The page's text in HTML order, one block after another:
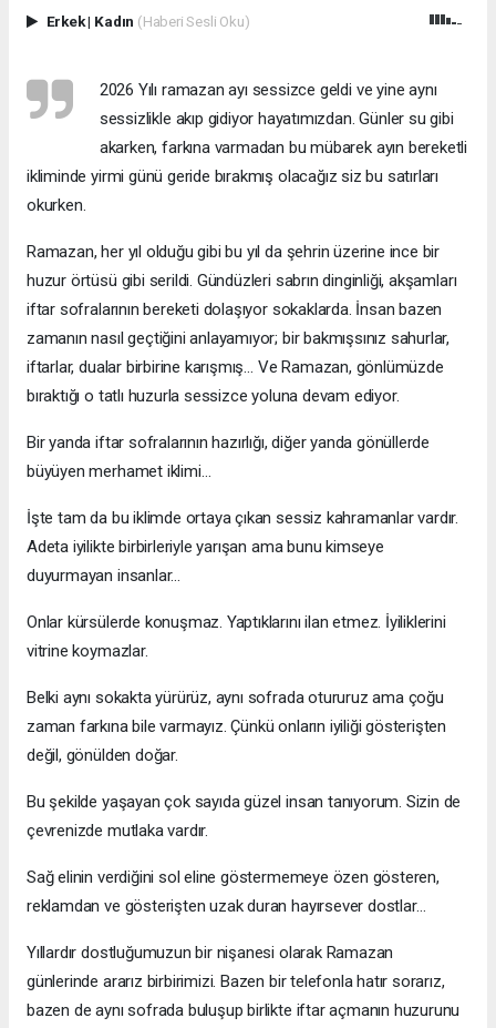
Erkek| Kadın (Haberi Sesli Oku)
2026 Yılı ramazan ayı sessizce geldi ve yine aynı
sessizlikle akıp gidiyor hayatımızdan. Günler su gibi
akarken, farkına varmadan bu mübarek ayın bereketli
ikliminde yirmi günü geride bırakmış olacağız siz bu satırları
okurken.
Ramazan, her yıl olduğu gibi bu yıl da şehrin üzerine ince bir
huzur örtüsü gibi serildi. Gündüzleri sabrın dinginliği, akşamları
iftar sofralarının bereketi dolaşıyor sokaklarda. İnsan bazen
zamanın nasıl geçtiğini anlayamıyor; bir bakmışsınız sahurlar,
iftarlar, dualar birbirine karışmış… Ve Ramazan, gönlümüzde
bıraktığı o tatlı huzurla sessizce yoluna devam ediyor.
Bir yanda iftar sofralarının hazırlığı, diğer yanda gönüllerde
büyüyen merhamet iklimi…
İşte tam da bu iklimde ortaya çıkan sessiz kahramanlar vardır.
Adeta iyilikte birbirleriyle yarışan ama bunu kimseye
duyurmayan insanlar…
Onlar kürsülerde konuşmaz. Yaptıklarını ilan etmez. İyiliklerini
vitrine koymazlar.
Belki aynı sokakta yürürüz, aynı sofrada otururuz ama çoğu
zaman farkına bile varmayız. Çünkü onların iyiliği gösterişten
değil, gönülden doğar.
Bu şekilde yaşayan çok sayıda güzel insan tanıyorum. Sizin de
çevrenizde mutlaka vardır.
Sağ elinin verdiğini sol eline göstermemeye özen gösteren,
reklamdan ve gösterişten uzak duran hayırsever dostlar…
Yıllardır dostluğumuzun bir nişanesi olarak Ramazan
günlerinde ararız birbirimizi. Bazen bir telefonla hatır sorarız,
bazen de aynı sofrada buluşup birlikte iftar açmanın huzurunu